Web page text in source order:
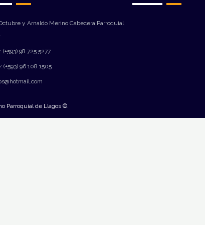
y Arnaldo Merino Cabecera Parroquial
(+593) 98 725 5277
(+593) 96 108 1505
Parroquial de Llagos ©.